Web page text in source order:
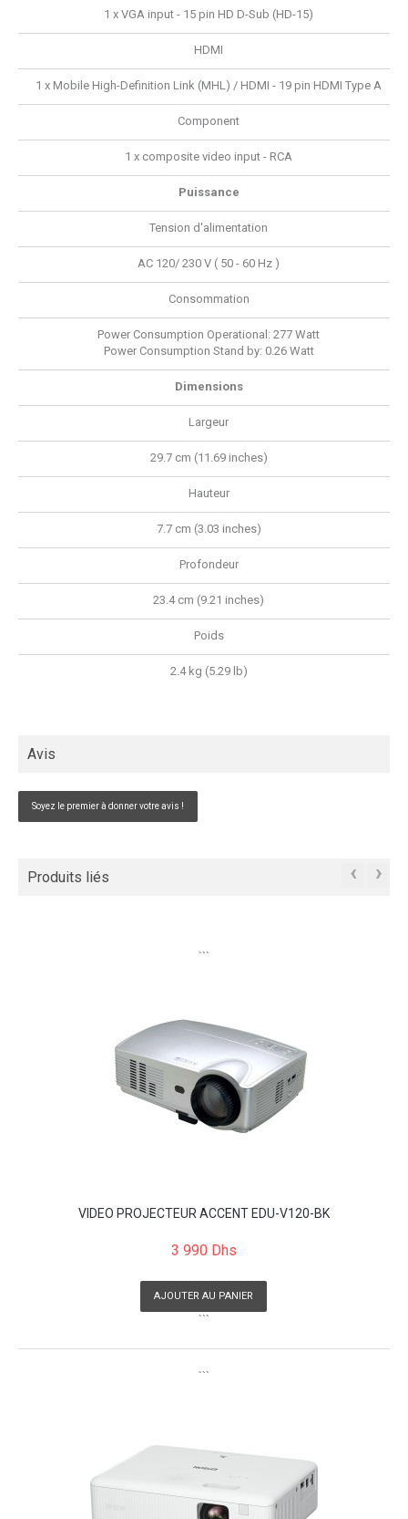
1 x VGA input - 15 pin HD D-Sub (HD-15)
HDMI
1 x Mobile High-Definition Link (MHL) / HDMI - 19 pin HDMI Type A
Component
1 x composite video input - RCA
Puissance
Tension d'alimentation
AC 120/ 230 V ( 50 - 60 Hz )
Consommation
Power Consumption Operational: 277 Watt
Power Consumption Stand by: 0.26 Watt
Dimensions
Largeur
29.7 cm (11.69 inches)
Hauteur
7.7 cm (3.03 inches)
Profondeur
23.4 cm (9.21 inches)
Poids
2.4 kg (5.29 lb)
Avis
Soyez le premier à donner votre avis !
Produits liés ‹ ›
```
VIDEO PROJECTEUR ACCENT EDU-V120-BK
3 990 Dhs
AJOUTER AU PANIER
```
```